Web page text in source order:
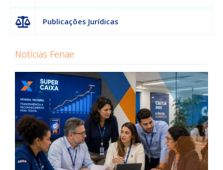
Publicações Jurídicas
Notícias Fenae